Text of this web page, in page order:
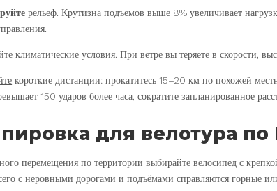
рельеф. Крутизна подъемов выше 8% увеличивает
климатические условия. При ветре вы теряете в скорости,
короткие дистанции: прокатитесь 15–20 км по похожей
150 ударов более часа, сократите запланированное
для велотура по
перемещения по территории выбирайте велосипед с
с неровными дорогами и подъёмами справляются горные